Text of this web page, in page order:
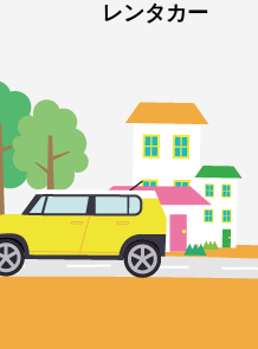
レンタカー